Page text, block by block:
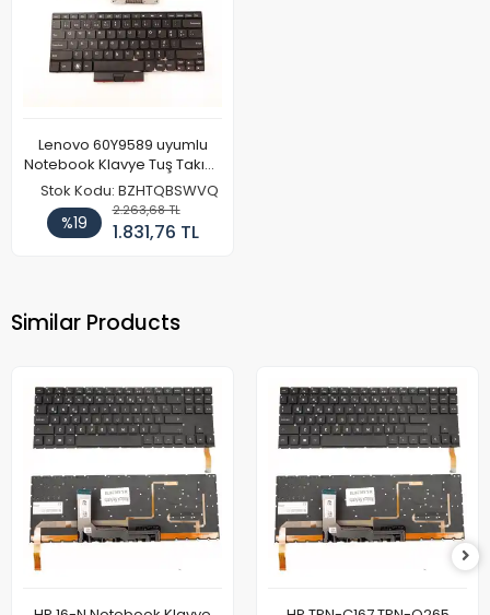
Lenovo 60Y9589 uyumlu
Notebook Klavye Tuş Takımı
(ENG)
Stok Kodu: BZHTQBSWVQ
%19
2.263,68 TL
1.831,76 TL
Similar Products